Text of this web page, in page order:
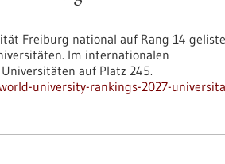
Freiburg national auf Rang 14
Im internationalen
auf Platz 245.
university-rankings-2027-